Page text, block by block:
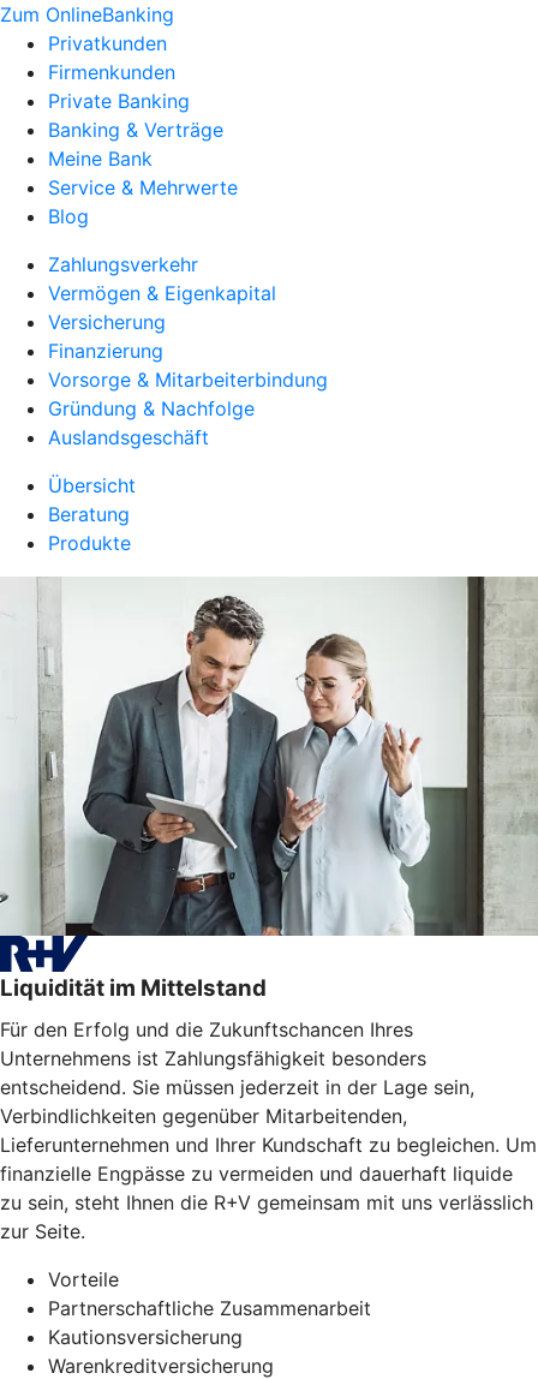
Zum OnlineBanking
Privatkunden
Firmenkunden
Private Banking
Banking & Verträge
Meine Bank
Service & Mehrwerte
Blog
Zahlungsverkehr
Vermögen & Eigenkapital
Versicherung
Finanzierung
Vorsorge & Mitarbeiterbindung
Gründung & Nachfolge
Auslandsgeschäft
Übersicht
Beratung
Produkte
Liquidität im Mittelstand
Für den Erfolg und die Zukunftschancen Ihres
Unternehmens ist Zahlungsfähigkeit besonders
entscheidend. Sie müssen jederzeit in der Lage sein,
Verbindlichkeiten gegenüber Mitarbeitenden,
Lieferunternehmen und Ihrer Kundschaft zu begleichen. Um
finanzielle Engpässe zu vermeiden und dauerhaft liquide
zu sein, steht Ihnen die R+V gemeinsam mit uns verlässlich
zur Seite.
Vorteile
Partnerschaftliche Zusammenarbeit
Kautionsversicherung
Warenkreditversicherung